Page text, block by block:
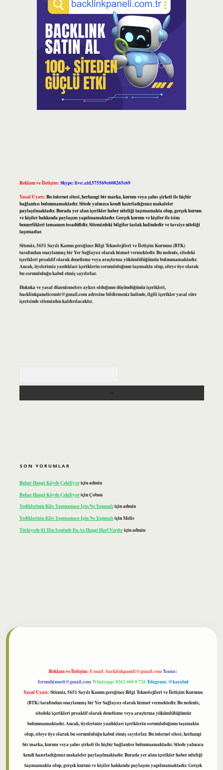
Reklam ve İletişim:Skype: live:.cid.575569c608265c69
Yasal Uyarı:Bu internet sitesi, herhangi bir marka, kurum veya şahıs şirketi ile hiçbir
bağlantısı bulunmamaktadır. Sitede yalnızca kendi hazırladığımız makaleler
paylaşılmaktadır. Burada yer alan içerikler haber niteliği taşımamakta olup, gerçek kurum
ve kişiler hakkında paylaşım yapılmamaktadır. Gerçek kurum ve kişiler ile isim
benzerlikleri tamamen tesadüfidir. Sitemizdeki bilgiler taslak halindedir ve tavsiye niteliği
taşımazlar.
Sitemiz, 5651 Sayılı Kanun gereğince Bilgi Teknolojileri ve İletişim Kurumu (BTK)
tarafından onaylanmış bir Yer Sağlayıcı olarak hizmet vermektedir. Bu nedenle, sitedeki
içerikleri proaktif olarak denetleme veya araştırma yükümlülüğümüz bulunmamaktadır.
Ancak, üyelerimiz yazdıkları içeriklerin sorumluluğunu taşımakta olup, siteye üye olarak
bu sorumluluğu kabul etmiş sayılırlar.
Hukuka ve yasal düzenlemelere aykırı olduğunu düşündüğünüz içerikleri,
backlinkpanelicomtr@gmail.comadresine bildirmeniz halinde, ilgili içerikler yasal süre
içerisinde sitemizden kaldırılacaktır.
SON YORUMLAR
Bahar Hangi Köyde Çekiliyoriçinadmin
Bahar Hangi Köyde ÇekiliyoriçinÇoban
Yediklerinin Kilo Yapmaması Için Ne Yapmalıiçinadmin
Yediklerinin Kilo Yapmaması Için Ne YapmalıiçinMelis
Türkiyede 81 Ilin Isminde En Az Hangi Harf Vardıriçinadmin
Reklam ve İletişim:E-mail:backlinkpaneli@gmail.comTeams:
forumhizmeti@gmail.comWhatsapp: 0262 606 0 726Telegram: @karabul
Yasal Uyarı:Sitemiz, 5651 Sayılı Kanun gereğince Bilgi Teknolojileri ve İletişim Kurumu
(BTK) tarafından onaylanmış bir Yer Sağlayıcı olarak hizmet vermektedir. Bu nedenle,
sitedeki içerikleri proaktif olarak denetleme veya araştırma yükümlülüğümüz
bulunmamaktadır. Ancak, üyelerimiz yazdıkları içeriklerin sorumluluğunu taşımakta
olup, siteye üye olarak bu sorumluluğu kabul etmiş sayılırlar. Bu internet sitesi, herhangi
bir marka, kurum veya şahıs şirketi ile hiçbir bağlantısı bulunmamaktadır. Sitede yalnızca
kendi hazırladığımız makaleler paylaşılmaktadır. Burada yer alan içerikler haber niteliği
taşımamakta olup, gerçek kurum ve kişiler hakkında paylaşım yapılmamaktadır. Gerçek